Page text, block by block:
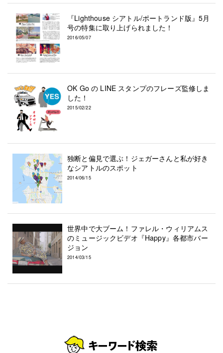
『Lighthouse シアトル/ポートランド版』5月
号の特集に取り上げられました！
2016/05/07
OK Go の LINE スタンプのフレーズ監修しま
した！
2015/02/22
独断と偏見で選ぶ！ジェガーさんと私が好き
なシアトルのスポット
2014/06/15
世界中で大ブーム！ファレル・ウィリアムス
のミュージックビデオ『Happy』各都市バー
ジョン
2014/03/15